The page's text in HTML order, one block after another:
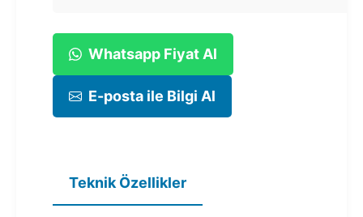
Whatsapp Fiyat Al
E-posta ile Bilgi Al
Teknik Özellikler